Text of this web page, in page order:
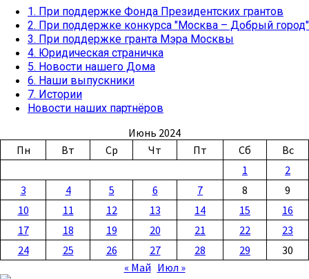
в
Доме
Солдатского
сердца
1. При поддержке Фонда Президентских грантов
2. При поддержке конкурса "Москва – Добрый город"
3. При поддержке гранта Мэра Москвы
4. Юридическая страничка
5. Новости нашего Дома
6. Наши выпускники
7. Истории
Новости наших партнёров
Июнь 2024
Пн
Вт Ср Чт Пт Сб
Вс
1
2
3
4 5 6 7 8
9
10
11 12 13 14 15
16
17
18 19 20 21 22
23
24
25 26 27 28 29
30
« Май Июл »